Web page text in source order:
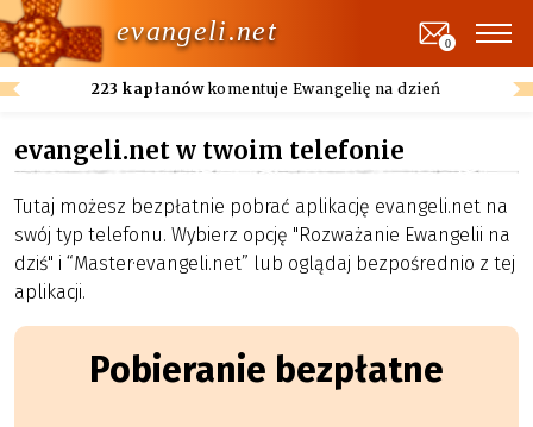
evangeli.net
223 kapłanówkomentuje Ewangelię na dzień
0
evangeli.net w twoim telefonie
Tutaj możesz bezpłatnie pobrać aplikację evangeli.net na
swój typ telefonu. Wybierz opcję "Rozważanie Ewangelii na
dziś" i “Master·evangeli.net” lub oglądaj bezpośrednio z tej
aplikacji.
Pobieranie bezpłatne